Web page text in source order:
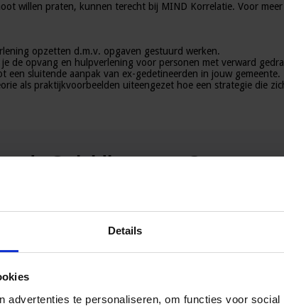
Details
advertenties te personaliseren, om functies voor
willen praten, kunnen terecht bij MIND Korrelatie. Voor
opzetten d.m.v. opgaven gestuurd werken.
je de opvang en hulpverlening voor personen met verward
een sluitende aanpak van ex-gedetineerden in jouw gemeente.
als praktijkvoorbeelden uiteengezet hoe een strategie die
Opleidingen en Cursussen